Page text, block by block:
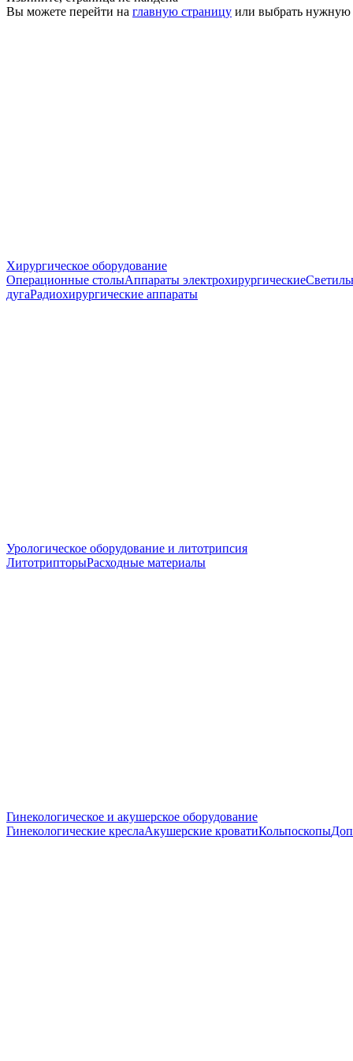
Вы можете перейти на главную страницу или выбрать нужную
Хирургическое оборудование
Операционные столыАппараты электрохирургические
дугаРадиохирургические аппараты
Урологическое оборудование и литотрипсия
ЛитотрипторыРасходные материалы
Гинекологическое и акушерское оборудование
Гинекологические креслаАкушерские кроватиКольпоскопы